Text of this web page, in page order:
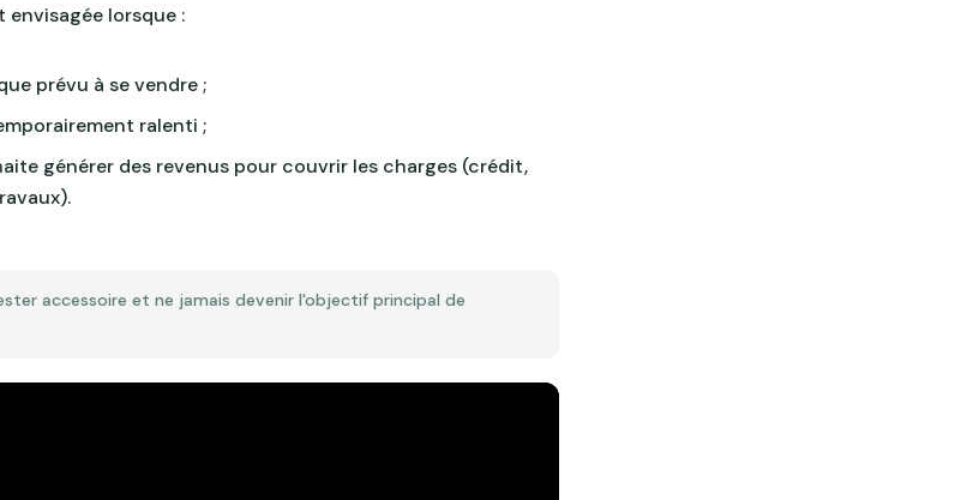
lorsque :
prévu à se vendre ;
ralenti ;
générer des revenus pour couvrir les charges (crédit,
accessoire et ne jamais devenir l'objectif principal de